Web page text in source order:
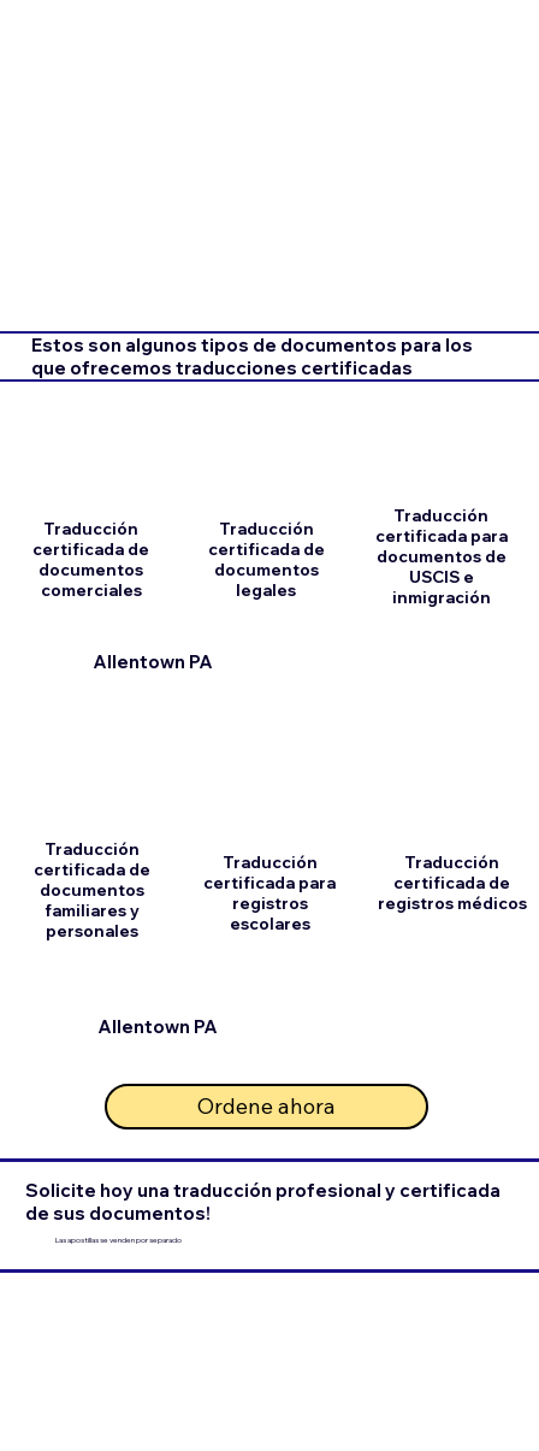
Estos son algunos tipos de documentos para los
que ofrecemos traducciones certificadas
Allentown PA
Traducción
certificada de
documentos
comerciales
Traducción
certificada de
documentos
familiares y
personales
Traducción
certificada de
documentos
legales
Traducción
certificada para
registros
escolares
Ordene ahora
Allentown PA
Traducción
certificada para
documentos de
USCIS e
inmigración
Traducción
certificada de
registros médicos
Solicite hoy una traducción profesional y certificada
de sus documentos!
Las apostillas se venden por separado